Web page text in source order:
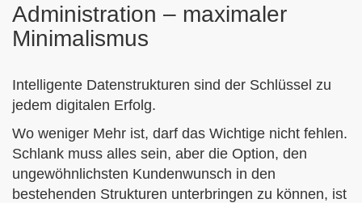
Administration – maximaler
Minimalismus
Intelligente Datenstrukturen sind der Schlüssel zu
jedem digitalen Erfolg.
Wo weniger Mehr ist, darf das Wichtige nicht fehlen.
Schlank muss alles sein, aber die Option, den
ungewöhnlichsten Kundenwunsch in den
bestehenden Strukturen unterbringen zu können, ist